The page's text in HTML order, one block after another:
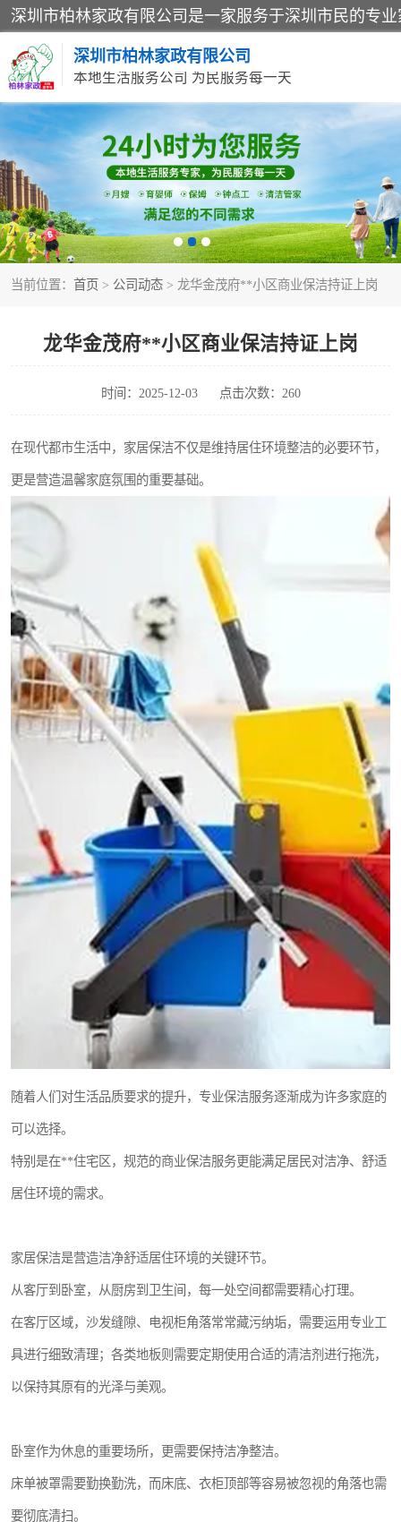
深圳市柏林家政有限公司
本地生活服务公司 为民服务每一天
当前位置： 首页 > 公司动态 > 龙华金茂府**小区商业保洁持证上岗
龙华金茂府**小区商业保洁持证上岗
时间：2025-12-03 点击次数：260
在现代都市生活中，家居保洁不仅是维持居住环境整洁的必要环节，
更是营造温馨家庭氛围的重要基础。
随着人们对生活品质要求的提升，专业保洁服务逐渐成为许多家庭的
可以选择。
特别是在**住宅区，规范的商业保洁服务更能满足居民对洁净、舒适
居住环境的需求。
家居保洁是营造洁净舒适居住环境的关键环节。
从客厅到卧室，从厨房到卫生间，每一处空间都需要精心打理。
在客厅区域，沙发缝隙、电视柜角落常常藏污纳垢，需要运用专业工
具进行细致清理；各类地板则需要定期使用合适的清洁剂进行拖洗，
以保持其原有的光泽与美观。
卧室作为休息的重要场所，更需要保持洁净整洁。
床单被罩需要勤换勤洗，而床底、衣柜顶部等容易被忽视的角落也需
要彻底清扫。
家居保洁
家庭保姆